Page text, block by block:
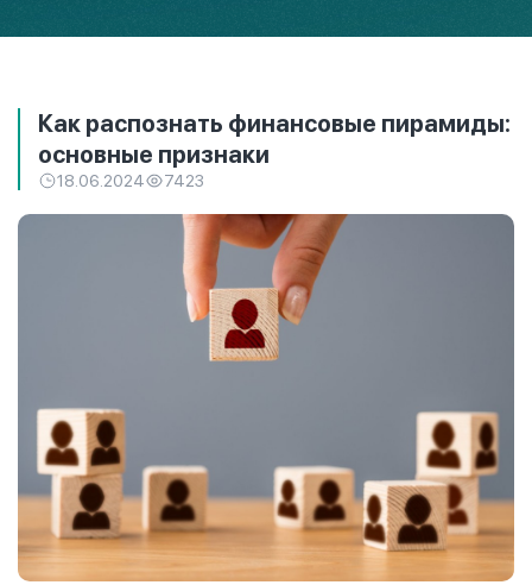
Как распознать финансовые пирамиды:
основные признаки
18.06.2024 7423